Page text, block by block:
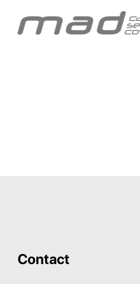
Contact